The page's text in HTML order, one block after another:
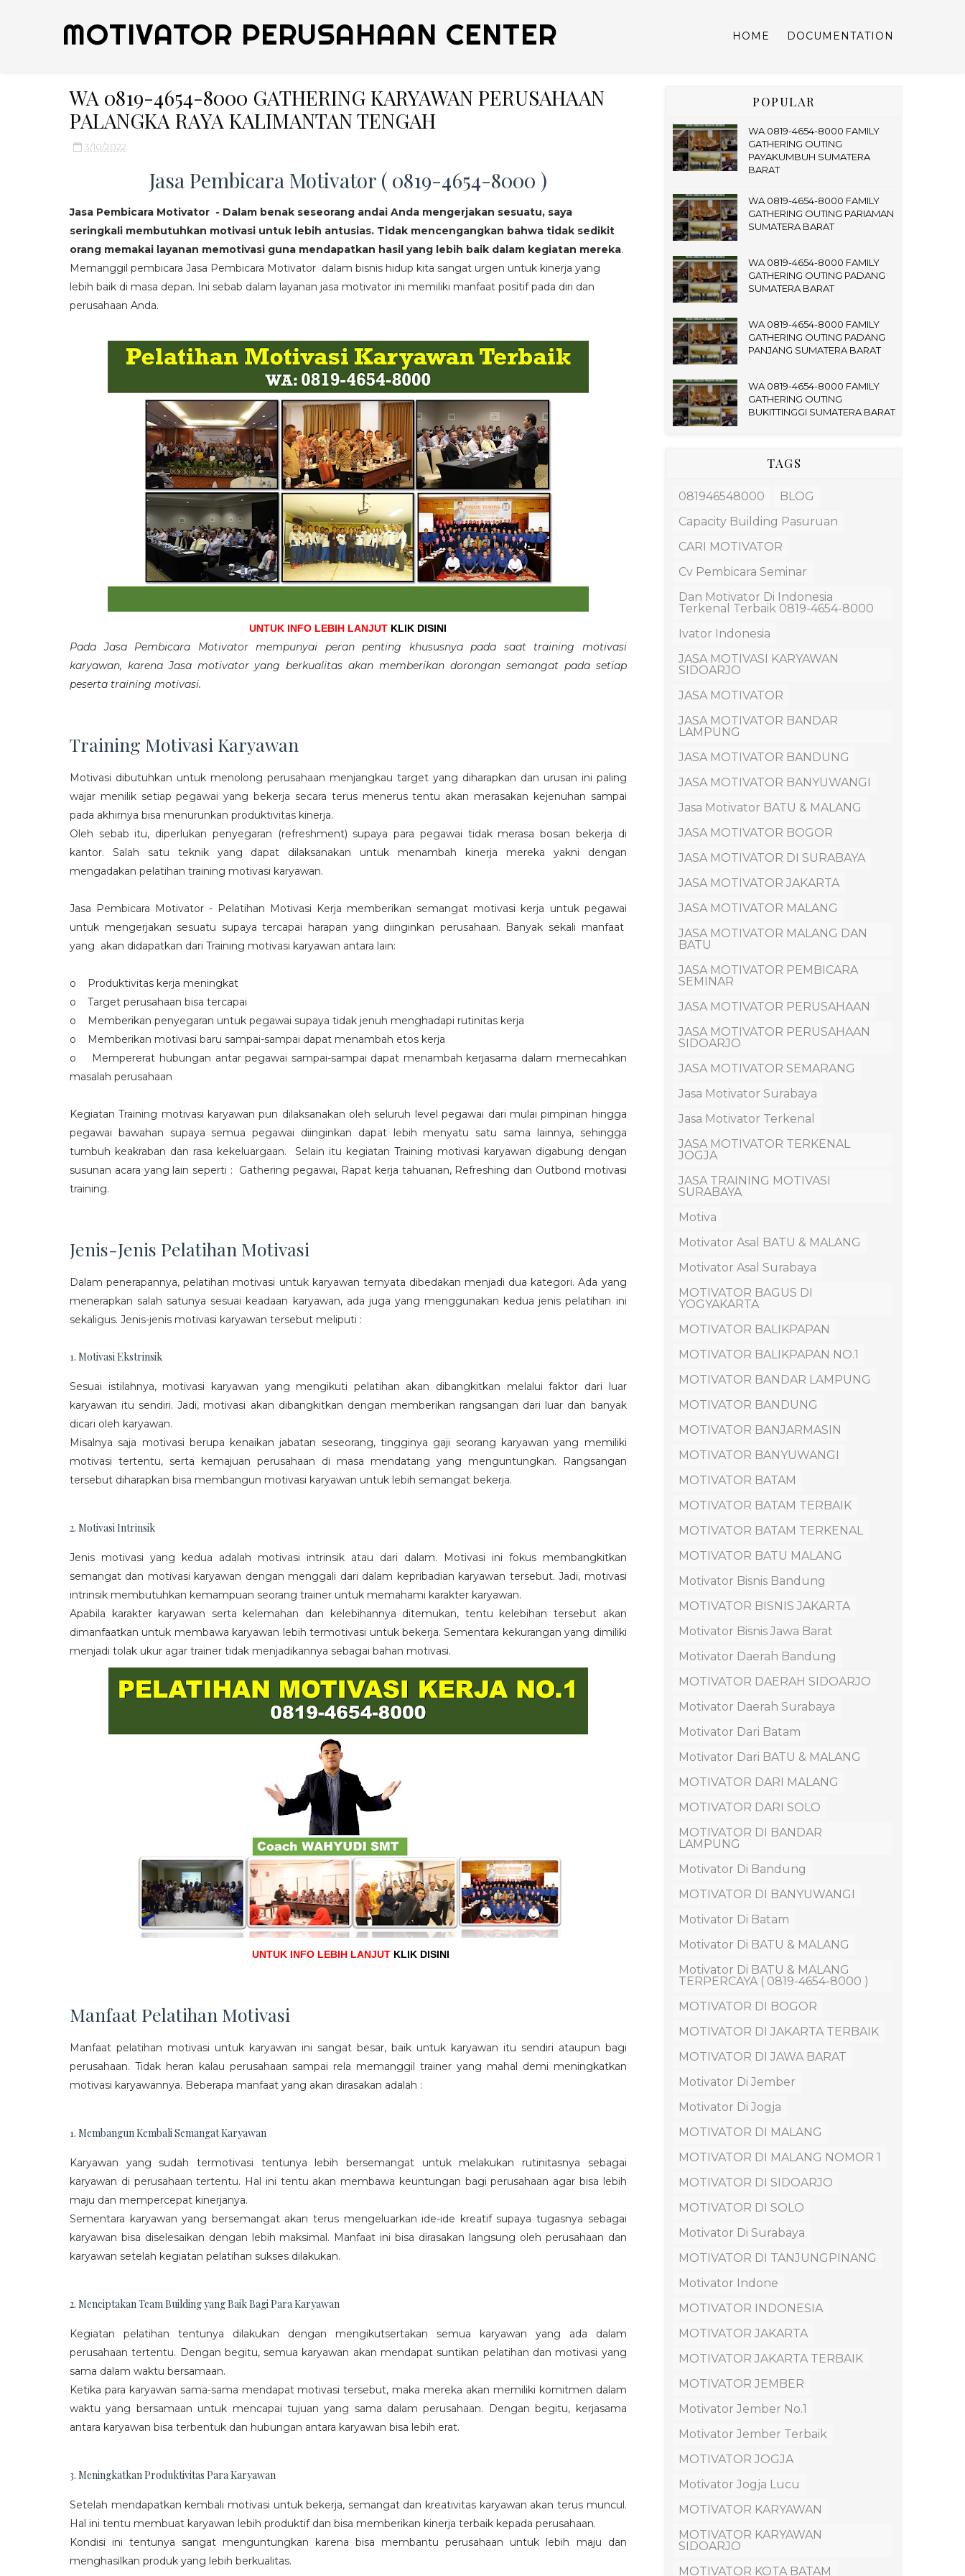
MOTIVATOR PERUSAHAAN CENTER HOME DOCUMENTATION
WA 0819-4654-8000 GATHERING KARYAWAN PERUSAHAAN
PALANGKA RAYA KALIMANTAN TENGAH
3/10/2022
Jasa Pembicara Motivator ( 0819-4654-8000 )
Jasa Pembicara Motivator - Dalam benak seseorang andai Anda mengerjakan sesuatu, saya
seringkali membutuhkan motivasi untuk lebih antusias. Tidak mencengangkan bahwa tidak sedikit
orang memakai layanan memotivasi guna mendapatkan hasil yang lebih baik dalam kegiatan mereka.
Memanggil pembicara Jasa Pembicara Motivator dalam bisnis hidup kita sangat urgen untuk kinerja yang
lebih baik di masa depan. Ini sebab dalam layanan jasa motivator ini memiliki manfaat positif pada diri dan
perusahaan Anda.
UNTUK INFO LEBIH LANJUT KLIK DISINI
Pada Jasa Pembicara Motivator mempunyai peran penting khususnya pada saat training motivasi
karyawan, karena Jasa motivator yang berkualitas akan memberikan dorongan semangat pada setiap
peserta training motivasi.
Training Motivasi Karyawan
Motivasi dibutuhkan untuk menolong perusahaan menjangkau target yang diharapkan dan urusan ini paling
wajar menilik setiap pegawai yang bekerja secara terus menerus tentu akan merasakan kejenuhan sampai
pada akhirnya bisa menurunkan produktivitas kinerja.
Oleh sebab itu, diperlukan penyegaran (refreshment) supaya para pegawai tidak merasa bosan bekerja di
kantor. Salah satu teknik yang dapat dilaksanakan untuk menambah kinerja mereka yakni dengan
mengadakan pelatihan training motivasi karyawan.
Jasa Pembicara Motivator - Pelatihan Motivasi Kerja memberikan semangat motivasi kerja untuk pegawai
untuk mengerjakan sesuatu supaya tercapai harapan yang diinginkan perusahaan. Banyak sekali manfaat
yang akan didapatkan dari Training motivasi karyawan antara lain:
o Produktivitas kerja meningkat
o Target perusahaan bisa tercapai
o Memberikan penyegaran untuk pegawai supaya tidak jenuh menghadapi rutinitas kerja
o Memberikan motivasi baru sampai-sampai dapat menambah etos kerja
o Mempererat hubungan antar pegawai sampai-sampai dapat menambah kerjasama dalam memecahkan
masalah perusahaan
Kegiatan Training motivasi karyawan pun dilaksanakan oleh seluruh level pegawai dari mulai pimpinan hingga
pegawai bawahan supaya semua pegawai diinginkan dapat lebih menyatu satu sama lainnya, sehingga
tumbuh keakraban dan rasa kekeluargaan. Selain itu kegiatan Training motivasi karyawan digabung dengan
susunan acara yang lain seperti : Gathering pegawai, Rapat kerja tahuanan, Refreshing dan Outbond motivasi
training.
Jenis-Jenis Pelatihan Motivasi
Dalam penerapannya, pelatihan motivasi untuk karyawan ternyata dibedakan menjadi dua kategori. Ada yang
menerapkan salah satunya sesuai keadaan karyawan, ada juga yang menggunakan kedua jenis pelatihan ini
sekaligus. Jenis-jenis motivasi karyawan tersebut meliputi :
1. Motivasi Ekstrinsik
Sesuai istilahnya, motivasi karyawan yang mengikuti pelatihan akan dibangkitkan melalui faktor dari luar
karyawan itu sendiri. Jadi, motivasi akan dibangkitkan dengan memberikan rangsangan dari luar dan banyak
dicari oleh karyawan.
Misalnya saja motivasi berupa kenaikan jabatan seseorang, tingginya gaji seorang karyawan yang memiliki
motivasi tertentu, serta kemajuan perusahaan di masa mendatang yang menguntungkan. Rangsangan
tersebut diharapkan bisa membangun motivasi karyawan untuk lebih semangat bekerja.
2. Motivasi Intrinsik
Jenis motivasi yang kedua adalah motivasi intrinsik atau dari dalam. Motivasi ini fokus membangkitkan
semangat dan motivasi karyawan dengan menggali dari dalam kepribadian karyawan tersebut. Jadi, motivasi
intrinsik membutuhkan kemampuan seorang trainer untuk memahami karakter karyawan.
Apabila karakter karyawan serta kelemahan dan kelebihannya ditemukan, tentu kelebihan tersebut akan
dimanfaatkan untuk membawa karyawan lebih termotivasi untuk bekerja. Sementara kekurangan yang dimiliki
menjadi tolak ukur agar trainer tidak menjadikannya sebagai bahan motivasi.
UNTUK INFO LEBIH LANJUT KLIK DISINI
Manfaat Pelatihan Motivasi
Manfaat pelatihan motivasi untuk karyawan ini sangat besar, baik untuk karyawan itu sendiri ataupun bagi
perusahaan. Tidak heran kalau perusahaan sampai rela memanggil trainer yang mahal demi meningkatkan
motivasi karyawannya. Beberapa manfaat yang akan dirasakan adalah :
1. Membangun Kembali Semangat Karyawan
Karyawan yang sudah termotivasi tentunya lebih bersemangat untuk melakukan rutinitasnya sebagai
karyawan di perusahaan tertentu. Hal ini tentu akan membawa keuntungan bagi perusahaan agar bisa lebih
maju dan mempercepat kinerjanya.
Sementara karyawan yang bersemangat akan terus mengeluarkan ide-ide kreatif supaya tugasnya sebagai
karyawan bisa diselesaikan dengan lebih maksimal. Manfaat ini bisa dirasakan langsung oleh perusahaan dan
karyawan setelah kegiatan pelatihan sukses dilakukan.
2. Menciptakan Team Building yang Baik Bagi Para Karyawan
Kegiatan pelatihan tentunya dilakukan dengan mengikutsertakan semua karyawan yang ada dalam
perusahaan tertentu. Dengan begitu, semua karyawan akan mendapat suntikan pelatihan dan motivasi yang
sama dalam waktu bersamaan.
Ketika para karyawan sama-sama mendapat motivasi tersebut, maka mereka akan memiliki komitmen dalam
waktu yang bersamaan untuk mencapai tujuan yang sama dalam perusahaan. Dengan begitu, kerjasama
antara karyawan bisa terbentuk dan hubungan antara karyawan bisa lebih erat.
3. Meningkatkan Produktivitas Para Karyawan
Setelah mendapatkan kembali motivasi untuk bekerja, semangat dan kreativitas karyawan akan terus muncul.
Hal ini tentu membuat karyawan lebih produktif dan bisa memberikan kinerja terbaik kepada perusahaan.
Kondisi ini tentunya sangat menguntungkan karena bisa membantu perusahaan untuk lebih maju dan
menghasilkan produk yang lebih berkualitas.
POPULAR
WA 0819-4654-8000 FAMILY
GATHERING OUTING
PAYAKUMBUH SUMATERA
BARAT
WA 0819-4654-8000 FAMILY
GATHERING OUTING PARIAMAN
SUMATERA BARAT
WA 0819-4654-8000 FAMILY
GATHERING OUTING PADANG
SUMATERA BARAT
WA 0819-4654-8000 FAMILY
GATHERING OUTING PADANG
PANJANG SUMATERA BARAT
WA 0819-4654-8000 FAMILY
GATHERING OUTING
BUKITTINGGI SUMATERA BARAT
TAGS
081946548000
BLOG
Capacity Building Pasuruan
CARI MOTIVATOR
Cv Pembicara Seminar
Dan Motivator Di Indonesia
Terkenal Terbaik 0819-4654-8000
Ivator Indonesia
JASA MOTIVASI KARYAWAN
SIDOARJO
JASA MOTIVATOR
JASA MOTIVATOR BANDAR
LAMPUNG
JASA MOTIVATOR BANDUNG
JASA MOTIVATOR BANYUWANGI
Jasa Motivator BATU & MALANG
JASA MOTIVATOR BOGOR
JASA MOTIVATOR DI SURABAYA
JASA MOTIVATOR JAKARTA
JASA MOTIVATOR MALANG
JASA MOTIVATOR MALANG DAN
BATU
JASA MOTIVATOR PEMBICARA
SEMINAR
JASA MOTIVATOR PERUSAHAAN
JASA MOTIVATOR PERUSAHAAN
SIDOARJO
JASA MOTIVATOR SEMARANG
Jasa Motivator Surabaya
Jasa Motivator Terkenal
JASA MOTIVATOR TERKENAL
JOGJA
JASA TRAINING MOTIVASI
SURABAYA
Motiva
Motivator Asal BATU & MALANG
Motivator Asal Surabaya
MOTIVATOR BAGUS DI
YOGYAKARTA
MOTIVATOR BALIKPAPAN
MOTIVATOR BALIKPAPAN NO.1
MOTIVATOR BANDAR LAMPUNG
MOTIVATOR BANDUNG
MOTIVATOR BANJARMASIN
MOTIVATOR BANYUWANGI
MOTIVATOR BATAM
MOTIVATOR BATAM TERBAIK
MOTIVATOR BATAM TERKENAL
MOTIVATOR BATU MALANG
Motivator Bisnis Bandung
MOTIVATOR BISNIS JAKARTA
Motivator Bisnis Jawa Barat
Motivator Daerah Bandung
MOTIVATOR DAERAH SIDOARJO
Motivator Daerah Surabaya
Motivator Dari Batam
Motivator Dari BATU & MALANG
MOTIVATOR DARI MALANG
MOTIVATOR DARI SOLO
MOTIVATOR DI BANDAR
LAMPUNG
Motivator Di Bandung
MOTIVATOR DI BANYUWANGI
Motivator Di Batam
Motivator Di BATU & MALANG
Motivator Di BATU & MALANG
TERPERCAYA ( 0819-4654-8000 )
MOTIVATOR DI BOGOR
MOTIVATOR DI JAKARTA TERBAIK
MOTIVATOR DI JAWA BARAT
Motivator Di Jember
Motivator Di Jogja
MOTIVATOR DI MALANG
MOTIVATOR DI MALANG NOMOR 1
MOTIVATOR DI SIDOARJO
MOTIVATOR DI SOLO
Motivator Di Surabaya
MOTIVATOR DI TANJUNGPINANG
Motivator Indone
MOTIVATOR INDONESIA
MOTIVATOR JAKARTA
MOTIVATOR JAKARTA TERBAIK
MOTIVATOR JEMBER
Motivator Jember No.1
Motivator Jember Terbaik
MOTIVATOR JOGJA
Motivator Jogja Lucu
MOTIVATOR KARYAWAN
MOTIVATOR KARYAWAN
SIDOARJO
MOTIVATOR KOTA BATAM